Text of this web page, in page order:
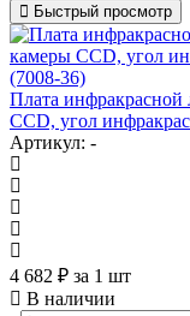
Быстрый просмотр
Плата
CCD, угол
Артикул: -
4 682 ₽ за 1 шт
В наличии